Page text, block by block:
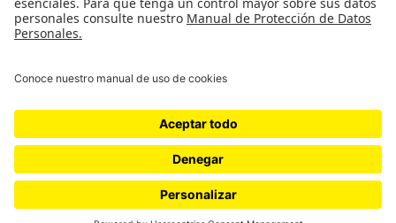
CONTÁCTANOS
cerosetenta@uniandes.edu.co
NEWSLETTER
Suscríbase